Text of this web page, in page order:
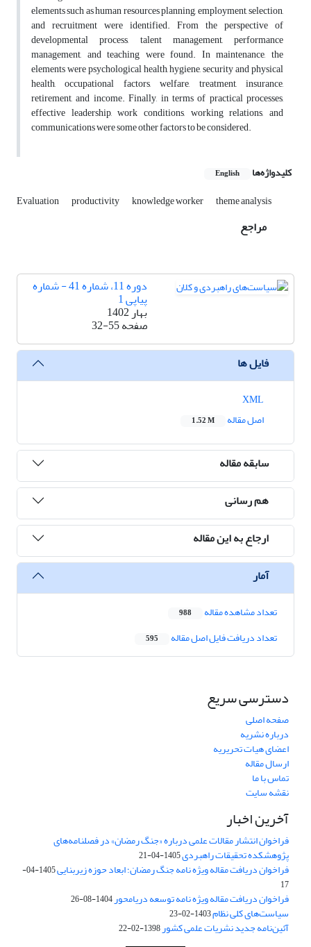
elements such as human resources planning, employment, selection,
and recruitment were identified. From the perspective of
developmental process, talent management, performance
management, and teaching were found. In maintenance, the
elements were psychological health, hygiene, security and physical
health, occupational factors, welfare, treatment, insurance,
retirement, and income. Finally, in terms of practical processes,
effective leadership, work conditions, working relations, and
communications were some other factors to be considered.
کلیدواژه‌ها English
Evaluation productivity knowledge worker theme analysis
مراجع
دوره 11، شماره 41 - شماره
پیاپی 1
بهار 1402
صفحه32-55
فایل ها
اصل مقاله
1.52 M
سابقه مقاله
هم رسانی
ارجاع به این مقاله
آمار
تعداد مشاهده مقاله 988
تعداد دریافت فایل اصل مقاله 595
دسترسی سریع
صفحه اصلی
درباره نشریه
اعضای هیات تحریریه
ارسال مقاله
تماس با ما
نقشه سایت
آخرین اخبار
فراخوان انتشار مقالات علمی درباره «جنگ رمضان» در فصلنامه‌های
پژوهشکده تحقیقات راهبردی1405-04-21
فراخوان دریافت مقاله ویژه نامه جنگ رمضان؛ ابعاد حوزه زیربنایی
1405-04-
17
فراخوان دریافت مقاله ویژه نامه توسعه دریامحور1404-08-26
سیاست‌های کلی نظام1403-02-23
آئین‌نامه جدید نشریات علمی کشور1398-02-22